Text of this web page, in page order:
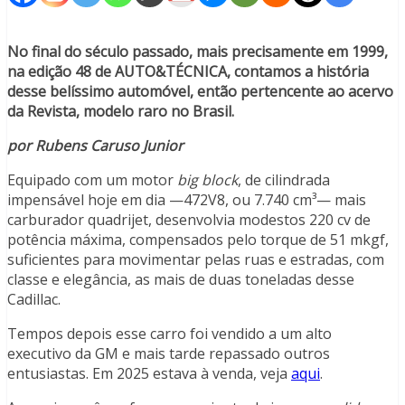
No final do século passado, mais precisamente em 1999,
na edição 48 de AUTO&TÉCNICA, contamos a história
desse belíssimo automóvel, então pertencente ao acervo
da Revista, modelo raro no Brasil.
por Rubens Caruso Junior
Equipado com um motor big block, de cilindrada
impensável hoje em dia —472V8, ou 7.740 cm³— mais
carburador quadrijet, desenvolvia modestos 220 cv de
potência máxima, compensados pelo torque de 51 mkgf,
suficientes para movimentar pelas ruas e estradas, com
classe e elegância, as mais de duas toneladas desse
Cadillac.
Tempos depois esse carro foi vendido a um alto
executivo da GM e mais tarde repassado outros
entusiastas. Em 2025 estava à venda, veja aqui.